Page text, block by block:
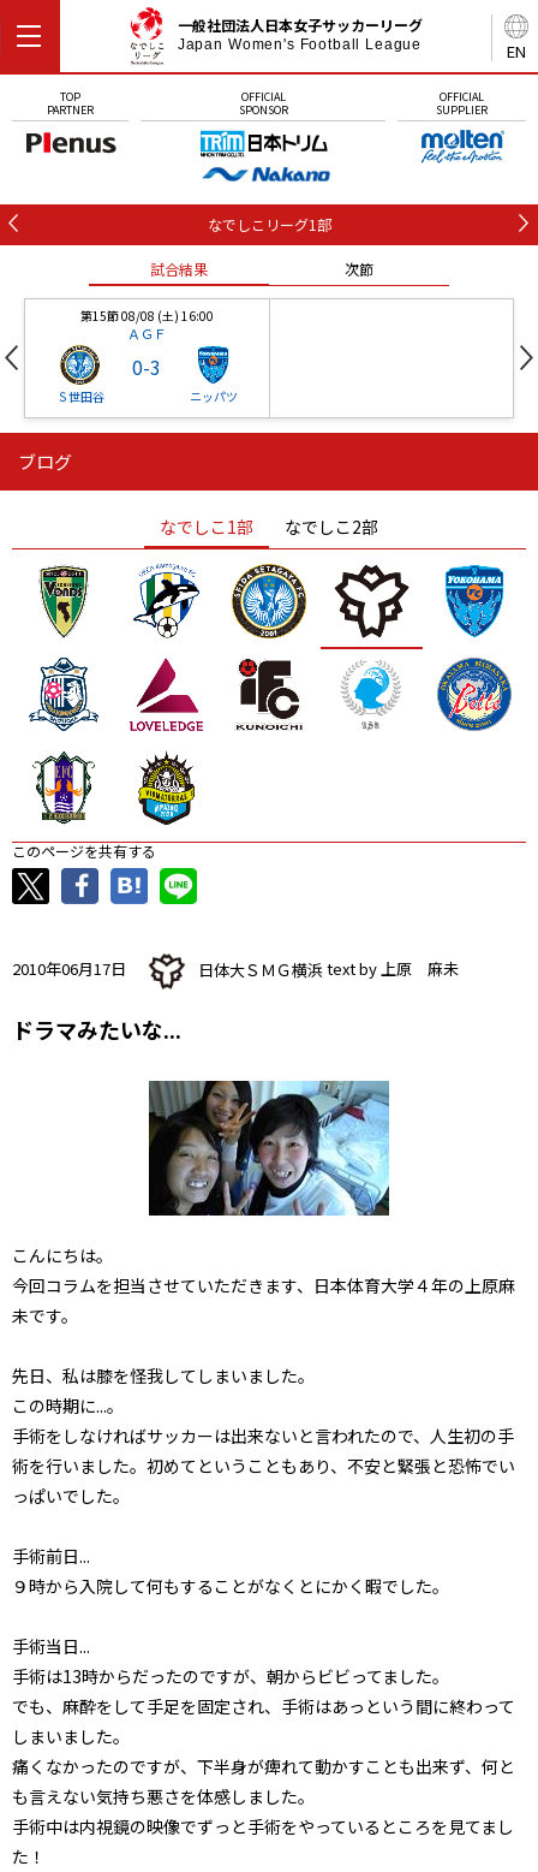
EN
一般社団法人日本女子サッカーリーグ
Japan Women's Football League
TOP
PARTNER
OFFICIAL
SPONSOR
OFFICIAL
SUPPLIER
なでしこリーグ1部
試合結果 次節
第15節 08/08 (土) 16:00
ＡＧＦ
Ｓ世田谷
0-3
ニッパツ
ニッパツ
ニッパツ 名古屋
石人の星
静岡 愛媛Ｌ
ブログ
なでしこ1部 なでしこ2部
このページを共有する
2010年06月17日 日体大ＳＭＧ横浜 text by 上原 麻未
ドラマみたいな...
こんにちは。
今回コラムを担当させていただきます、日本体育大学４年の上原麻
未です。
先日、私は膝を怪我してしまいました。
この時期に...。
手術をしなければサッカーは出来ないと言われたので、人生初の手
術を行いました。初めてということもあり、不安と緊張と恐怖でい
っぱいでした。
手術前日...
９時から入院して何もすることがなくとにかく暇でした。
手術当日...
手術は13時からだったのですが、朝からビビってました。
でも、麻酔をして手足を固定され、手術はあっという間に終わって
しまいました。
痛くなかったのですが、下半身が痺れて動かすことも出来ず、何と
も言えない気持ち悪さを体感しました。
手術中は内視鏡の映像でずっと手術をやっているところを見てまし
た！